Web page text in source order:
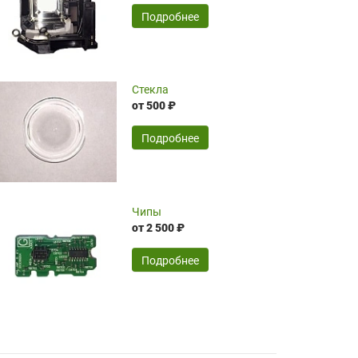
временные затраты по достаточно
оптимизированной стоимости, чему
чрезмерно благодарны!)))
SERGEY FOURSOV,24.04.2026
широкий ассортимент ламп, как оригиналов,
так и аналогов.Быстрое оформление и
передача в доставку, приемлемые цены. Мне
понравилось.
Читать полностью
16.04.2026
Подробнее
Стекла
от 500 ₽
Подробнее
Чипы
от 2 500 ₽
Подробнее